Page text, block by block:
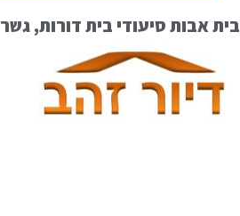
בית אבות סיעודי בית דורות, גשר